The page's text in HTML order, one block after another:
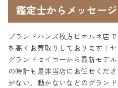
鑑定士からメッセージ
ブランドハンズ枚方ビオルネ店
を高くお買取りしております！
グランドセイコーから最新モデ
の時計も是非当店にお任せくだ
がない、動かないなどのグラン